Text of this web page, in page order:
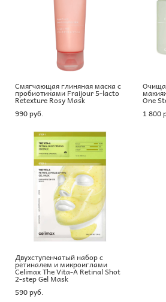
Смягчающая глиняная маска с
пробиотиками Fraijour 5-lacto
Retexture Rosy Mask
990 pуб.
One
1 800
Двухступенчатый набор с
ретиналем и микроиглами
Celimax The Vita-A Retinal Shot
2-step Gel Mask
590 pуб.